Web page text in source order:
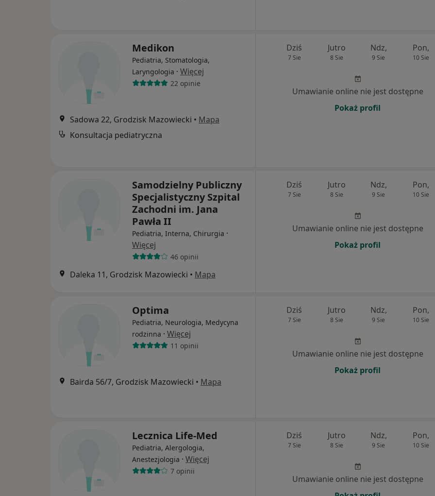
Medikon
Pediatria, Stomatologia,
Laryngologia · Więcej
22 opinie
Sadowa 22, Grodzisk Mazowiecki • Mapa
Konsultacja pediatryczna
Dziś
7 Sie
Jutro
8 Sie
Ndz,
9 Sie
Pon,
10 Sie
Umawianie online nie jest dostępne
Pokaż profil
Samodzielny Publiczny
Specjalistyczny Szpital
Zachodni im. Jana
Pawła II
Pediatria, Interna, Chirurgia ·
Więcej
46 opinii
Daleka 11, Grodzisk Mazowiecki • Mapa
Dziś
7 Sie
Jutro
8 Sie
Ndz,
9 Sie
Pon,
10 Sie
Umawianie online nie jest dostępne
Pokaż profil
Optima
Pediatria, Neurologia, Medycyna
rodzinna · Więcej
11 opinii
Bairda 56/7, Grodzisk Mazowiecki • Mapa
Dziś
7 Sie
Jutro
8 Sie
Ndz,
9 Sie
Pon,
10 Sie
Umawianie online nie jest dostępne
Pokaż profil
Lecznica Life-Med
Pediatria, Alergologia,
Anestezjologia · Więcej
7 opinii
Dziś
7 Sie
Jutro
8 Sie
Ndz,
9 Sie
Pon,
10 Sie
Umawianie online nie jest dostępne